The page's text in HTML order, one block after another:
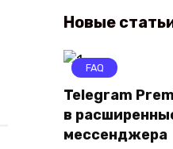
Новые
FAQ
Telegram
в
мессенджера